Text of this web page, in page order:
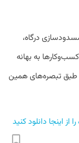
درگاه،
به بهانه
طبق تبصره‌های همین
اینجا دانلود کنید